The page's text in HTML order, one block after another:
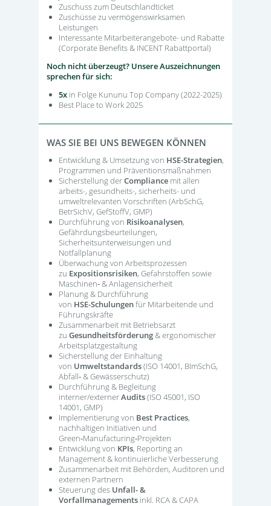
Zuschuss zum Deutschlandticket
Zuschüsse zu vermögenswirksamen
Leistungen
Interessante Mitarbeiterangebote- und Rabatte
(Corporate Benefits & INCENT Rabattportal)
Noch nicht überzeugt? Unsere Auszeichnungen
sprechen für sich:
5x in Folge Kununu Top Company (2022-2025)
Best Place to Work 2025
WAS SIE BEI UNS BEWEGEN KÖNNEN
Entwicklung & Umsetzung von HSE‑Strategien,
Programmen und Präventionsmaßnahmen
Sicherstellung derCompliance mit allen
arbeits-, gesundheits-, sicherheits- und
umweltrelevanten Vorschriften (ArbSchG,
BetrSichV, GefStoffV, GMP)
Durchführung von Risikoanalysen,
Gefährdungsbeurteilungen,
Sicherheitsunterweisungen und
Notfallplanung
Überwachung von Arbeitsprozessen
zu Expositionsrisiken, Gefahrstoffen sowie
Maschinen‑ & Anlagensicherheit
Planung & Durchführung
von HSE‑Schulungenfür Mitarbeitende und
Führungskräfte
Zusammenarbeit mit Betriebsarzt
zu Gesundheitsförderung& ergonomischer
Arbeitsplatzgestaltung
Sicherstellung der Einhaltung
von Umweltstandards(ISO 14001, BImSchG,
Abfall‑ & Gewässerschutz)
Durchführung & Begleitung
interner/externerAudits(ISO 45001, ISO
14001, GMP)
Implementierung von Best Practices,
nachhaltigen Initiativen und
Green‑Manufacturing‑Projekten
Entwicklung von KPIs, Reporting an
Management & kontinuierliche Verbesserung
Zusammenarbeit mit Behörden, Auditoren und
externen Partnern
Steuerung des Unfall- &
Vorfallmanagements inkl. RCA & CAPA